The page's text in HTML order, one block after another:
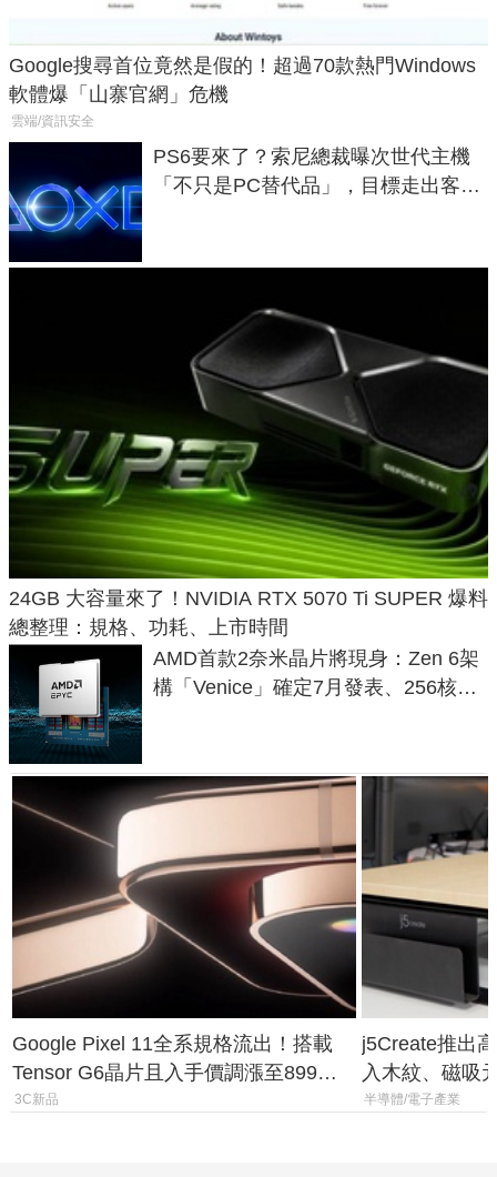
Google搜尋首位竟然是假的！超過70款熱門Windows
軟體爆「山寨官網」危機
雲端/資訊安全
PS6要來了？索尼總裁曝次世代主機
「不只是PC替代品」，目標走出客
24GB 大容量來了！NVIDIA RTX 5070 Ti SUPER 爆料
總整理：規格、功耗、上市時間
AMD首款2奈米晶片將現身：Zen 6架
構「Venice」確定7月發表、256核心
Google Pixel 11全系規格流出！搭載
Tensor G6晶片且入手價調漲至899美
元
3C新品
j5Create推出
入木紋、磁吸
半導體/電子產業